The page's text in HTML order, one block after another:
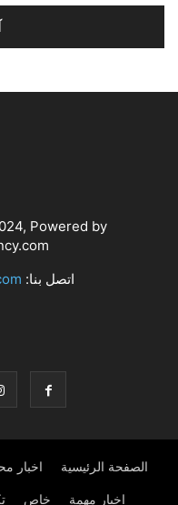
Powered by
اتصل بنا:
الصفحة الرئيسية اخبار
اخبار مهمة خاص